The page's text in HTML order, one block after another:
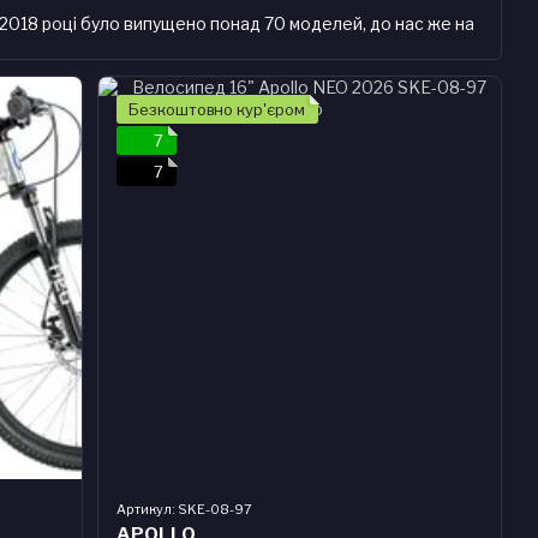
році було випущено понад 70 моделей, до нас же на
гірські, міські, шосейні, а також новинка в
тим, що використовує тільки якісні
рами, навіть на беговелах, завдяки чому вага байка
Ви можете в інтернет-магазині GreatSport.com.ua.
консультацію можна отримати за телефонами,
Безкоштовно кур'єром
7
7
Артикул: SKE-08-97